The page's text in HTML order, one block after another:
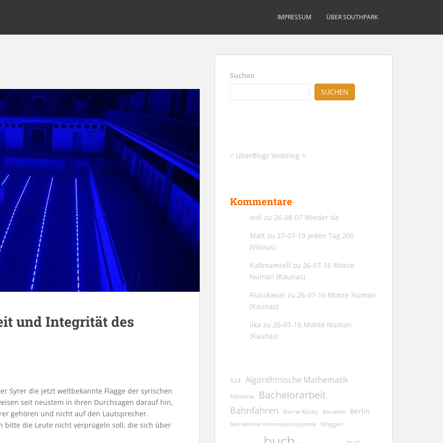
IMPRESSUM ÜBER SOUTHPARK
und Integrität des
Syrer die jetzt weltbekannte Flagge der syrischen
seit neustem in ihren Durchsagen darauf hin,
gehören und nicht auf den Lautsprecher.
bitte die Leute nicht verprügeln soll, die sich über
Suchen
SUCHEN
< UberBlogr Webring >
Kommentare
onli zu 26-08-07 Wieder da
Matt zu 27-07-19 Jeden Tag 200
(Vilnius)
Kaltmamsell zu 26-07-16 Monte
Nüman (Kaunas)
Flusskiesel zu 26-07-16 Monte Nüman
(Kaunas)
Ilka zu 26-07-16 Monte Nüman
(Kaunas)
A24 Algorithmische Mathematik
Alkmene Bachelorarbeit
Bahnfahren Barrie Kosky Baustelle Berlin
Betriebliche Informationssysteme bloggen